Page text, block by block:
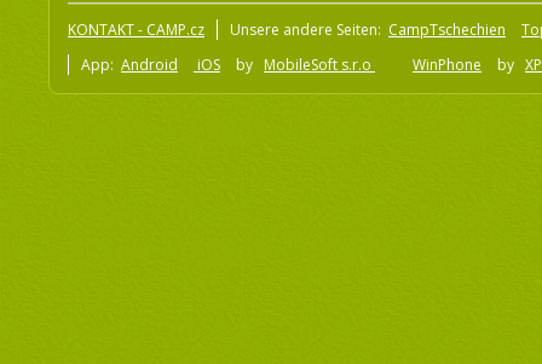
KONTAKT - CAMP.cz Unsere andere Seiten: CampTschechien
App: Android iOS by MobileSoft s.r.o WinPhone by